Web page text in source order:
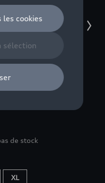
de stock
XL